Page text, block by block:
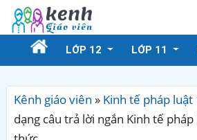
LỚP 12 LỚP 11
Kênh giáo viên » Kinh tế pháp luật
dạng câu trả lời ngắn Kinh tế